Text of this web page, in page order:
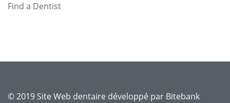
Find a Dentist
© 2019 Site Web dentaire développé par Bitebank